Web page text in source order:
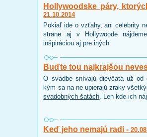
Hollywoodske páry,
21.10.2014
Pokiaľ ide o vzťahy, ani celebrity
strane aj v Hollywoode
inšpiráciou aj pre iných.
Buďte tou najkrajšou
O svadbe snívajú dievčatá už
kým sa na ne upierajú zraky
svadobných šatách. Len kde ich
Keď jeho nemajú radi -